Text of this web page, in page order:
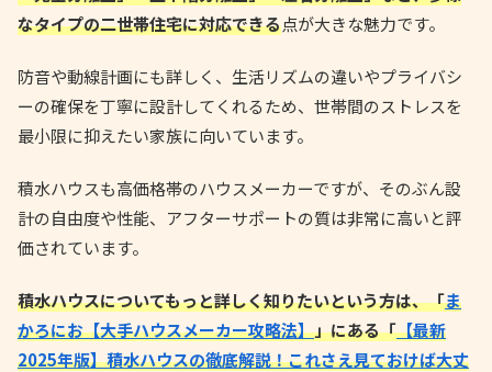
なタイプの二世帯住宅に対応できる点が大きな魅力です。
防音や動線計画にも詳しく、生活リズムの違いやプライバシ
ーの確保を丁寧に設計してくれるため、世帯間のストレスを
最小限に抑えたい家族に向いています。
積水ハウスも高価格帯のハウスメーカーですが、そのぶん設
計の自由度や性能、アフターサポートの質は非常に高いと評
価されています。
積水ハウスについてもっと詳しく知りたいという方は、「ま
かろにお【大手ハウスメーカー攻略法】」にある「【最新
2025年版】積水ハウスの徹底解説！これさえ見ておけば大丈